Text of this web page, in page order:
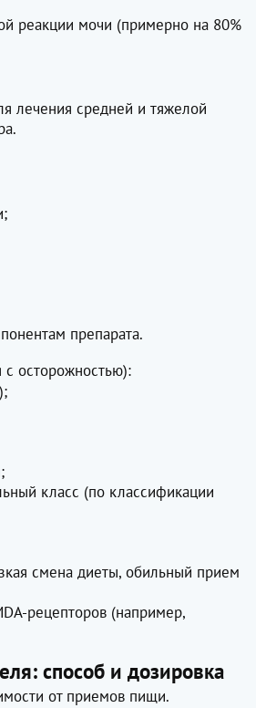
реакции мочи (примерно на 80%
лечения средней и тяжелой
препарата.
осторожностью):
класс (по классификации
смена диеты, обильный прием
рецепторов (например,
способ и дозировка
от приемов пищи.